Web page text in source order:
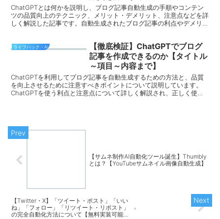
ChatGPTとは何かを説明し、ブログ記事自動生成の手順やコンテン
ツの品質向上のテクニック、メリット・デメリット、注意点などを詳
しく解説した記事です。自動生成されたブログ記事の利点やデメリッ
す。
ライフハック・AI
【徹底検証】ChatGPTでブログ
記事を作成できるのか【タイトル
～項目～内容まで】
ChatGPTを利用してブログ記事を自動生成するための方法と、品質
を向上させるために注意すべきポイントについて説明しています。
ChatGPTを使う利点と注意点について詳しく解説され、正しく使え
【サムネ制作AI自動化ツール誕生】Thumbly
とは？【YouTubeサムネイル画像自動生成】
【Twitter・X】「ツイート・ポスト」「いい
ね」「フォロー」「リツイート・リポスト」
の完全自動化方法について【無料実装可能・